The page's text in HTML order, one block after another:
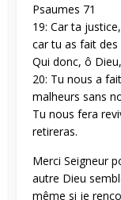
Psaumes 71
19: Car ta
car tu as fait des
Qui donc, ô
20: Tu nous a
malheurs sans
Tu nous fera
retireras.
Merci Seigneur
autre Dieu
même si je